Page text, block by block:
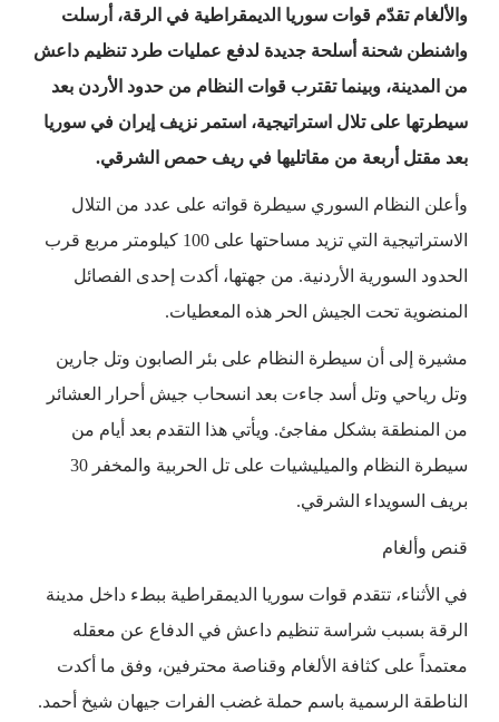
والألغام تقدّم قوات سوريا الديمقراطية في الرقة، أرسلت
واشنطن شحنة أسلحة جديدة لدفع عمليات طرد تنظيم داعش
من المدينة، وبينما تقترب قوات النظام من حدود الأردن بعد
سيطرتها على تلال استراتيجية، استمر نزيف إيران في سوريا
بعد مقتل أربعة من مقاتليها في ريف حمص الشرقي.
وأعلن النظام السوري سيطرة قواته على عدد من التلال
الاستراتيجية التي تزيد مساحتها على 100 كيلومتر مربع قرب
الحدود السورية الأردنية. من جهتها، أكدت إحدى الفصائل
المنضوية تحت الجيش الحر هذه المعطيات.
مشيرة إلى أن سيطرة النظام على بئر الصابون وتل جارين
وتل رياحي وتل أسد جاءت بعد انسحاب جيش أحرار العشائر
من المنطقة بشكل مفاجئ. ويأتي هذا التقدم بعد أيام من
سيطرة النظام والميليشيات على تل الحربية والمخفر 30
بريف السويداء الشرقي.
قنص وألغام
في الأثناء، تتقدم قوات سوريا الديمقراطية ببطء داخل مدينة
الرقة بسبب شراسة تنظيم داعش في الدفاع عن معقله
معتمداً على كثافة الألغام وقناصة محترفين، وفق ما أكدت
الناطقة الرسمية باسم حملة غضب الفرات جيهان شيخ أحمد.